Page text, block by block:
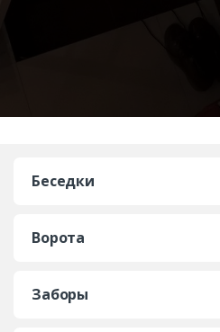
Беседки
Ворота
Заборы